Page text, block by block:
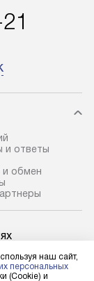
обеспечивают
предполагают
холодильников
требующим
наличие крана.
упаковки и
и соединение
и ответы
и обмен
наш сайт,
персональных
(Cookie) и